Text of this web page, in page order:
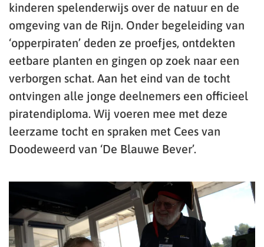
kinderen spelenderwijs over de natuur en de
omgeving van de Rijn. Onder begeleiding van
‘opperpiraten’ deden ze proefjes, ontdekten
eetbare planten en gingen op zoek naar een
verborgen schat. Aan het eind van de tocht
ontvingen alle jonge deelnemers een officieel
piratendiploma. Wij voeren mee met deze
leerzame tocht en spraken met Cees van
Doodeweerd van ‘De Blauwe Bever’.